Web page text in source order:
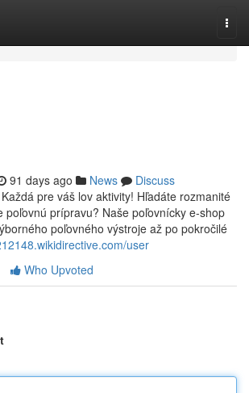
91 days ago News
Discuss
pre váš lov aktivity! Hľadáte rozmanité
poľovnú prípravu? Naše poľovnícky e-shop
poľovného výstroje až po pokročilé
user
Who Upvoted